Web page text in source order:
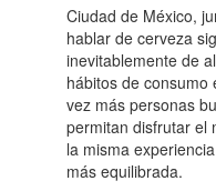
Ciudad de México,
hablar de cerveza
inevitablemente de
hábitos de consumo
vez más personas
permitan disfrutar el
la misma
más equilibrada.